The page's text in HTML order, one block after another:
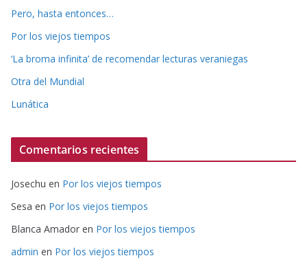
Pero, hasta entonces…
Por los viejos tiempos
‘La broma infinita’ de recomendar lecturas veraniegas
Otra del Mundial
Lunática
Comentarios recientes
Josechu en Por los viejos tiempos
Sesa en Por los viejos tiempos
Blanca Amador en Por los viejos tiempos
admin en Por los viejos tiempos